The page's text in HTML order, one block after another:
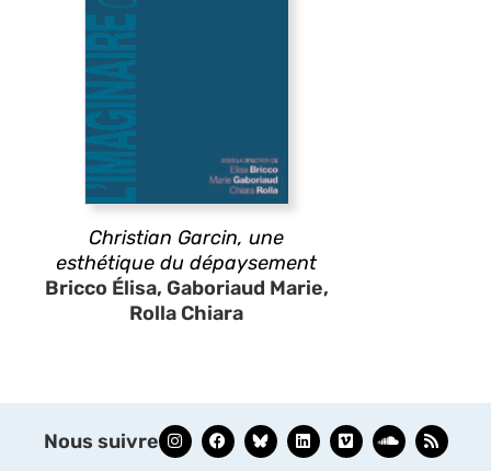
Christian Garcin, une
esthétique du dépaysement
Bricco Élisa, Gaboriaud Marie,
Rolla Chiara
Nous suivre